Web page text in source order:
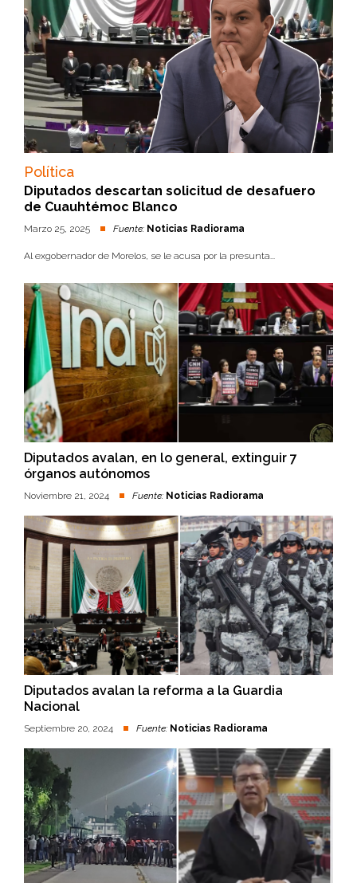
Política
Diputados descartan solicitud de desafuero
de Cuauhtémoc Blanco
Marzo 25, 2025 Fuente: Noticias Radiorama
Al exgobernador de Morelos, se le acusa por la presunta...
Diputados avalan, en lo general, extinguir 7
órganos autónomos
Noviembre 21, 2024 Fuente: Noticias Radiorama
Diputados avalan la reforma a la Guardia
Nacional
Septiembre 20, 2024 Fuente: Noticias Radiorama